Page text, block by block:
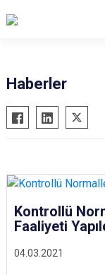
Akıncılar
Altınyayla
Doğanşar
Gölova
Haberler
04.03.2021
Kontrollü
Faaliyeti